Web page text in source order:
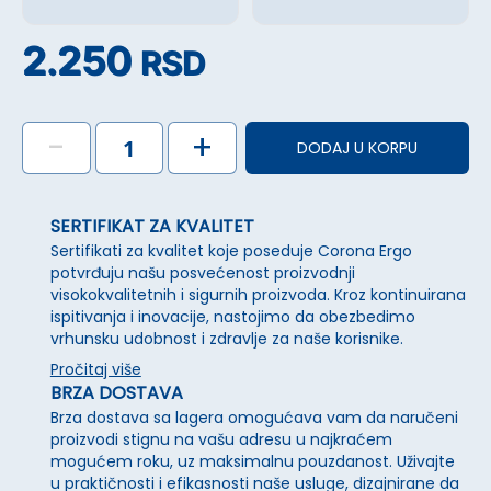
2.250 RSD
- + DODAJ U KORPU
SERTIFIKAT ZA KVALITET
Sertifikati za kvalitet koje poseduje Corona Ergo
potvrđuju našu posvećenost proizvodnji
visokokvalitetnih i sigurnih proizvoda. Kroz kontinuirana
ispitivanja i inovacije, nastojimo da obezbedimo
vrhunsku udobnost i zdravlje za naše korisnike.
Pročitaj više
BRZA DOSTAVA
Brza dostava sa lagera omogućava vam da naručeni
proizvodi stignu na vašu adresu u najkraćem
mogućem roku, uz maksimalnu pouzdanost. Uživajte
u praktičnosti i efikasnosti naše usluge, dizajnirane da